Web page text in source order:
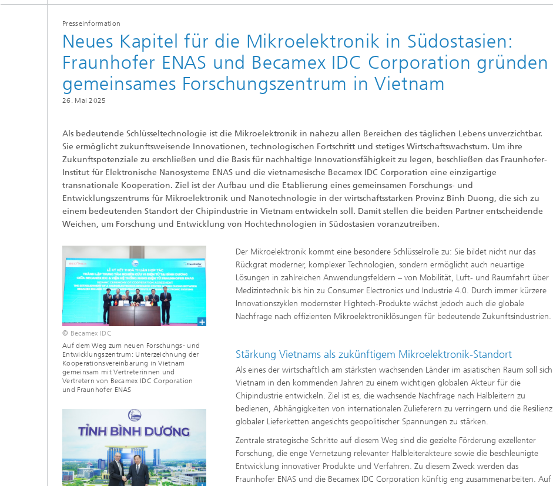
Nanotechnologische Komponenten
Akustische Komponenten
Printed Functionalities
Presseinformation
Neues Kapitel für die Mikroelektronik in Südostasien:
Fraunhofer ENAS und Becamex IDC Corporation gründen
gemeinsames Forschungszentrum in Vietnam
26. Mai 2025
Als bedeutende Schlüsseltechnologie ist die Mikroelektronik in nahezu allen Bereichen des täglichen Lebens unverzichtbar.
Sie ermöglicht zukunftsweisende Innovationen, technologischen Fortschritt und stetiges Wirtschaftswachstum. Um ihre
Zukunftspotenziale zu erschließen und die Basis für nachhaltige Innovationsfähigkeit zu legen, beschließen das Fraunhofer-
Institut für Elektronische Nanosysteme ENAS und die vietnamesische Becamex IDC Corporation eine einzigartige
transnationale Kooperation. Ziel ist der Aufbau und die Etablierung eines gemeinsamen Forschungs- und
Entwicklungszentrums für Mikroelektronik und Nanotechnologie in der wirtschaftsstarken Provinz Binh Duong, die sich zu
einem bedeutenden Standort der Chipindustrie in Vietnam entwickeln soll. Damit stellen die beiden Partner entscheidende
Weichen, um Forschung und Entwicklung von Hochtechnologien in Südostasien voranzutreiben.
© Becamex IDC
Auf dem Weg zum neuen Forschungs- und
Entwicklungszentrum: Unterzeichnung der
Kooperationsvereinbarung in Vietnam
gemeinsam mit Vertreterinnen und
Vertretern von Becamex IDC Corporation
und Fraunhofer ENAS
Der Mikroelektronik kommt eine besondere Schlüsselrolle zu: Sie bildet nicht nur das
Rückgrat moderner, komplexer Technologien, sondern ermöglicht auch neuartige
Lösungen in zahlreichen Anwendungsfeldern – von Mobilität, Luft- und Raumfahrt über
Medizintechnik bis hin zu Consumer Electronics und Industrie 4.0. Durch immer kürzere
Innovationszyklen modernster Hightech-Produkte wächst jedoch auch die globale
Nachfrage nach effizienten Mikroelektroniklösungen für bedeutende Zukunftsindustrien.
Stärkung Vietnams als zukünftigem Mikroelektronik-Standort
Als eines der wirtschaftlich am stärksten wachsenden Länder im asiatischen Raum soll sich
Vietnam in den kommenden Jahren zu einem wichtigen globalen Akteur für die
Chipindustrie entwickeln. Ziel ist es, die wachsende Nachfrage nach Halbleitern zu
bedienen, Abhängigkeiten von internationalen Zulieferern zu verringern und die Resilienz
globaler Lieferketten angesichts geopolitischer Spannungen zu stärken.
Zentrale strategische Schritte auf diesem Weg sind die gezielte Förderung exzellenter
Forschung, die enge Vernetzung relevanter Halbleiterakteure sowie die beschleunigte
Entwicklung innovativer Produkte und Verfahren. Zu diesem Zweck werden das
Fraunhofer ENAS und die Becamex IDC Corporation künftig eng zusammenarbeiten. Auf